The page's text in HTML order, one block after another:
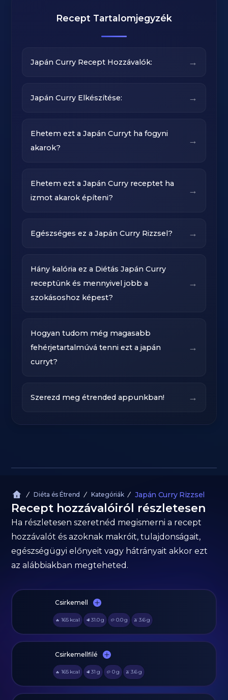
Recept Tartalomjegyzék
Japán Curry Recept Hozzávalók: →
Japán Curry Elkészítése: →
Ehetem ezt a Japán Curryt ha fogyni
akarok?
→
Ehetem ezt a Japán Curry receptet ha
izmot akarok építeni?
→
Egészséges ez a Japán Curry Rizzsel? →
Hány kalória ez a Diétás Japán Curry
receptünk és mennyivel jobb a
szokásoshoz képest?
→
Hogyan tudom még magasabb
fehérjetartalmúvá tenni ezt a japán
curryt?‍
→
Szerezd meg étrended appunkban! →
Diéta és Étrend Kategóriák Japán Curry Rizzsel
Recept hozzávalóiról részletesen
Ha részletesen szeretnéd megismerni a recept
hozzávalót és azoknak makróit, tulajdonságait,
egészségügyi előnyeit vagy hátrányait akkor ezt
az alábbiakban megteheted.
Csirkemell
🔥 165 kcal 🥩 31.0g 🥔 0.0g 🫒 3.6g
Csirkemellfilé
🔥 165 kcal 🥩 31 g 🥔 0g 🫒 3.6g